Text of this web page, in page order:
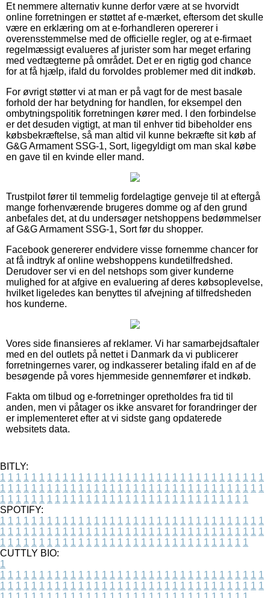
Et nemmere alternativ kunne derfor være at se hvorvidt
online forretningen er støttet af e-mærket, eftersom det skulle
være en erklæring om at e-forhandleren opererer i
overensstemmelse med de officielle regler, og at e-firmaet
regelmæssigt evalueres af jurister som har meget erfaring
med vedtægterne på området. Det er en rigtig god chance
for at få hjælp, ifald du forvoldes problemer med dit indkøb.
For øvrigt støtter vi at man er på vagt for de mest basale
forhold der har betydning for handlen, for eksempel den
ombytningspolitik forretningen kører med. I den forbindelse
er det desuden vigtigt, at man til enhver tid bibeholder ens
købsbekræftelse, så man altid vil kunne bekræfte sit køb af
G&G Armament SSG-1, Sort, ligegyldigt om man skal købe
en gave til en kvinde eller mand.
Trustpilot fører til temmelig fordelagtige genveje til at eftergå
mange forhenværende brugeres domme og af den grund
anbefales det, at du undersøger netshoppens bedømmelser
af G&G Armament SSG-1, Sort før du shopper.
Facebook genererer endvidere visse fornemme chancer for
at få indtryk af online webshoppens kundetilfredshed.
Derudover ser vi en del netshops som giver kunderne
mulighed for at afgive en evaluering af deres købsoplevelse,
hvilket ligeledes kan benyttes til afvejning af tilfredsheden
hos kunderne.
Vores side finansieres af reklamer. Vi har samarbejdsaftaler
med en del outlets på nettet i Danmark da vi publicerer
forretningernes varer, og indkasserer betaling ifald en af de
besøgende på vores hjemmeside gennemfører et indkøb.
Fakta om tilbud og e-forretninger opretholdes fra tid til
anden, men vi påtager os ikke ansvaret for forandringer der
er implementeret efter at vi sidste gang opdaterede
websitets data.
BITLY:
1 1 1 1 1 1 1 1 1 1 1 1 1 1 1 1 1 1 1 1 1 1 1 1 1 1 1 1 1 1 1 1 1 1
1 1 1 1 1 1 1 1 1 1 1 1 1 1 1 1 1 1 1 1 1 1 1 1 1 1 1 1 1 1 1 1 1 1
1 1 1 1 1 1 1 1 1 1 1 1 1 1 1 1 1 1 1 1 1 1 1 1 1 1 1 1 1 1 1 1
SPOTIFY:
1 1 1 1 1 1 1 1 1 1 1 1 1 1 1 1 1 1 1 1 1 1 1 1 1 1 1 1 1 1 1 1 1 1
1 1 1 1 1 1 1 1 1 1 1 1 1 1 1 1 1 1 1 1 1 1 1 1 1 1 1 1 1 1 1 1 1 1
1 1 1 1 1 1 1 1 1 1 1 1 1 1 1 1 1 1 1 1 1 1 1 1 1 1 1 1 1 1 1 1
CUTTLY BIO:
1
1 1 1 1 1 1 1 1 1 1 1 1 1 1 1 1 1 1 1 1 1 1 1 1 1 1 1 1 1 1 1 1 1 1
1 1 1 1 1 1 1 1 1 1 1 1 1 1 1 1 1 1 1 1 1 1 1 1 1 1 1 1 1 1 1 1 1 1